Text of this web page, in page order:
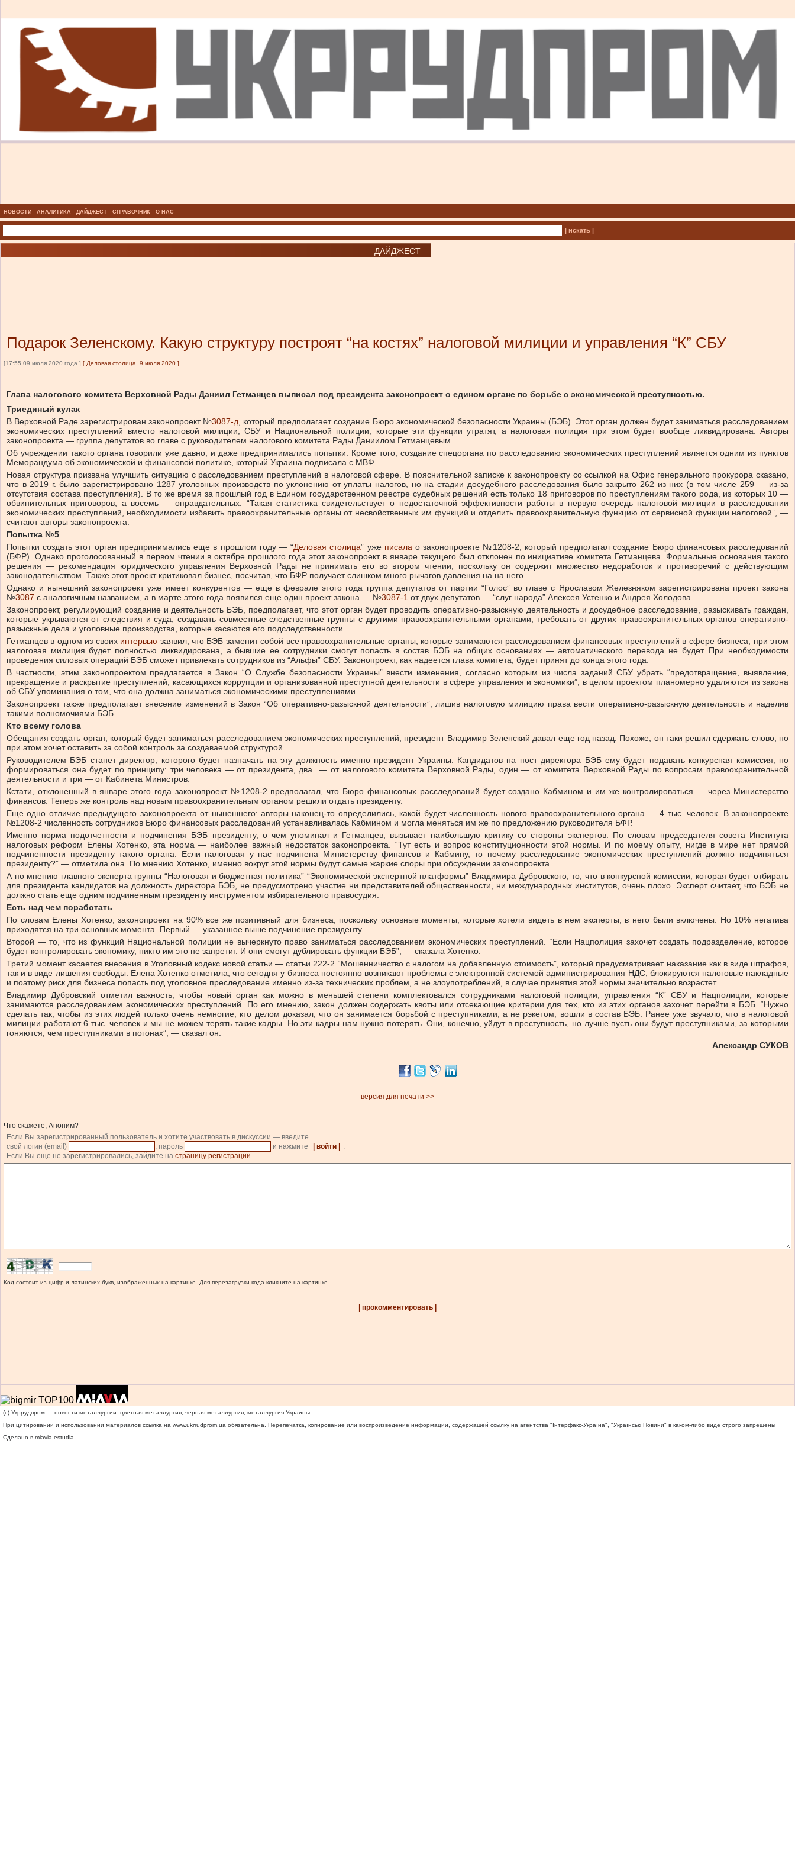
НОВОСТИ АНАЛИТИКА ДАЙДЖЕСТ СПРАВОЧНИК О НАС
| искать |
ДАЙДЖЕСТ
Подарок Зеленскому. Какую структуру построят “на костях” налоговой милиции и управления “К” СБУ
[17:55 09 июля 2020 года ] [ Деловая столица, 9 июля 2020 ]
Глава налогового комитета Верховной Рады Даниил Гетманцев выписал под президента законопроект о едином органе по борьбе с экономической преступностью.
Триединый кулак
В Верховной Раде зарегистрирован законопроект №3087-д , который предполагает создание Бюро экономической безопасности Украины (БЭБ). Этот орган должен будет заниматься расследованием
экономических преступлений вместо налоговой милиции, СБУ и Национальной полиции, которые эти функции утратят, а налоговая полиция при этом будет вообще ликвидирована. Авторы
законопроекта — группа депутатов во главе с руководителем налогового комитета Рады Даниилом Гетманцевым.
Об учреждении такого органа говорили уже давно, и даже предпринимались попытки. Кроме того, создание спецоргана по расследованию экономических преступлений является одним из пунктов
Меморандума об экономической и финансовой политике, который Украина подписала с МВФ.
Новая структура призвана улучшить ситуацию с расследованием преступлений в налоговой сфере. В пояснительной записке к законопроекту со ссылкой на Офис генерального прокурора сказано,
что в 2019 г. было зарегистрировано 1287 уголовных производств по уклонению от уплаты налогов, но на стадии досудебного расследования было закрыто 262 из них (в том числе 259 — из-за
отсутствия состава преступления). В то же время за прошлый год в Едином государственном реестре судебных решений есть только 18 приговоров по преступлениям такого рода, из которых 10 —
обвинительных приговоров, а восемь — оправдательных. “Такая статистика свидетельствует о недостаточной эффективности работы в первую очередь налоговой милиции в расследовании
экономических преступлений, необходимости избавить правоохранительные органы от несвойственных им функций и отделить правоохранительную функцию от сервисной функции налоговой”, —
считают авторы законопроекта.
Попытка №5
Попытки создать этот орган предпринимались еще в прошлом году — “Деловая столица” уже писалао законопроекте №1208-2, который предполагал создание Бюро финансовых расследований
(БФР). Однако проголосованный в первом чтении в октябре прошлого года этот законопроект в январе текущего был отклонен по инициативе комитета Гетманцева. Формальные основания такого
решения — рекомендация юридического управления Верховной Рады не принимать его во втором чтении, поскольку он содержит множество недоработок и противоречий с действующим
законодательством. Также этот проект критиковал бизнес, посчитав, что БФР получает слишком много рычагов давления на на него.
Однако и нынешний законопроект уже имеет конкурентов — еще в феврале этого года группа депутатов от партии “Голос” во главе с Ярославом Железняком зарегистрирована проект закона
№3087 с аналогичным названием, а в марте этого года появился еще один проект закона — №3087-1 от двух депутатов — “слуг народа” Алексея Устенко и Андрея Холодова.
Законопроект, регулирующий создание и деятельность БЭБ, предполагает, что этот орган будет проводить оперативно-разыскную деятельность и досудебное расследование, разыскивать граждан,
которые укрываются от следствия и суда, создавать совместные следственные группы с другими правоохранительными органами, требовать от других правоохранительных органов оперативно-
разыскные дела и уголовные производства, которые касаются его подследственности.
Гетманцев в одном из своих интервью заявил, что БЭБ заменит собой все правоохранительные органы, которые занимаются расследованием финансовых преступлений в сфере бизнеса, при этом
налоговая милиция будет полностью ликвидирована, а бывшие ее сотрудники смогут попасть в состав БЭБ на общих основаниях — автоматического перевода не будет. При необходимости
проведения силовых операций БЭБ сможет привлекать сотрудников из “Альфы” СБУ. Законопроект, как надеется глава комитета, будет принят до конца этого года.
В частности, этим законопроектом предлагается в Закон “О Службе безопасности Украины” внести изменения, согласно которым из числа заданий СБУ убрать “предотвращение, выявление,
прекращение и раскрытие преступлений, касающихся коррупции и организованной преступной деятельности в сфере управления и экономики”; в целом проектом планомерно удаляются из закона
об СБУ упоминания о том, что она должна заниматься экономическими преступлениями.
Законопроект также предполагает внесение изменений в Закон “Об оперативно-разыскной деятельности”, лишив налоговую милицию права вести оперативно-разыскную деятельность и наделив
такими полномочиями БЭБ.
Кто всему голова
Обещания создать орган, который будет заниматься расследованием экономических преступлений, президент Владимир Зеленский давал еще год назад. Похоже, он таки решил сдержать слово, но
при этом хочет оставить за собой контроль за создаваемой структурой.
Руководителем БЭБ станет директор, которого будет назначать на эту должность именно президент Украины. Кандидатов на пост директора БЭБ ему будет подавать конкурсная комиссия, но
формироваться она будет по принципу: три человека — от президента, два — от налогового комитета Верховной Рады, один — от комитета Верховной Рады по вопросам правоохранительной
деятельности и три — от Кабинета Министров.
Кстати, отклоненный в январе этого года законопроект №1208-2 предполагал, что Бюро финансовых расследований будет создано Кабмином и им же контролироваться — через Министерство
финансов. Теперь же контроль над новым правоохранительным органом решили отдать президенту.
Еще одно отличие предыдущего законопроекта от нынешнего: авторы наконец-то определились, какой будет численность нового правоохранительного органа — 4 тыс. человек. В законопроекте
№1208-2 численность сотрудников Бюро финансовых расследований устанавливалась Кабмином и могла меняться им же по предложению руководителя БФР.
Именно норма подотчетности и подчинения БЭБ президенту, о чем упоминал и Гетманцев, вызывает наибольшую критику со стороны экспертов. По словам председателя совета Института
налоговых реформ Елены Хотенко, эта норма — наиболее важный недостаток законопроекта. “Тут есть и вопрос конституционности этой нормы. И по моему опыту, нигде в мире нет прямой
подчиненности президенту такого органа. Если налоговая у нас подчинена Министерству финансов и Кабмину, то почему расследование экономических преступлений должно подчиняться
президенту?” — отметила она. По мнению Хотенко, именно вокруг этой нормы будут самые жаркие споры при обсуждении законопроекта.
А по мнению главного эксперта группы “Налоговая и бюджетная политика” “Экономической экспертной платформы” Владимира Дубровского, то, что в конкурсной комиссии, которая будет отбирать
для президента кандидатов на должность директора БЭБ, не предусмотрено участие ни представителей общественности, ни международных институтов, очень плохо. Эксперт считает, что БЭБ не
должно стать еще одним подчиненным президенту инструментом избирательного правосудия.
Есть над чем поработать
По словам Елены Хотенко, законопроект на 90% все же позитивный для бизнеса, поскольку основные моменты, которые хотели видеть в нем эксперты, в него были включены. Но 10% негатива
приходятся на три основных момента. Первый — указанное выше подчинение президенту.
Второй — то, что из функций Национальной полиции не вычеркнуто право заниматься расследованием экономических преступлений. “Если Нацполиция захочет создать подразделение, которое
будет контролировать экономику, никто им это не запретит. И они смогут дублировать функции БЭБ”, — сказала Хотенко.
Третий момент касается внесения в Уголовный кодекс новой статьи — статьи 222-2 “Мошенничество с налогом на добавленную стоимость”, который предусматривает наказание как в виде штрафов,
так и в виде лишения свободы. Елена Хотенко отметила, что сегодня у бизнеса постоянно возникают проблемы с электронной системой администрирования НДС, блокируются налоговые накладные
и поэтому риск для бизнеса попасть под уголовное преследование именно из-за технических проблем, а не злоупотреблений, в случае принятия этой нормы значительно возрастет.
Владимир Дубровский отметил важность, чтобы новый орган как можно в меньшей степени комплектовался сотрудниками налоговой полиции, управления “К” СБУ и Нацполиции, которые
занимаются расследованием экономических преступлений. По его мнению, закон должен содержать квоты или отсекающие критерии для тех, кто из этих органов захочет перейти в БЭБ. “Нужно
сделать так, чтобы из этих людей только очень немногие, кто делом доказал, что он занимается борьбой с преступниками, а не рэкетом, вошли в состав БЭБ. Ранее уже звучало, что в налоговой
милиции работают 6 тыс. человек и мы не можем терять такие кадры. Но эти кадры нам нужно потерять. Они, конечно, уйдут в преступность, но лучше пусть они будут преступниками, за которыми
гоняются, чем преступниками в погонах”, — сказал он.
Александр СУКОВ
версия для печати >>
Что скажете, Аноним?
Если Вы зарегистрированный пользователь и хотите участвовать в дискуссии — введите
свой логин (email)
, пароль и нажмите | войти |
.
Если Вы еще не зарегистрировались, зайдите на страницу регистрации.
Код состоит из цифр и латинских букв, изображенных на картинке. Для перезагрузки кода кликните на картинке.
| прокомментировать |
(c) Укррудпром — новости металлургии: цветная металлургия, черная металлургия, металлургия Украины
При цитировании и использовании материалов ссылка на www.ukrrudprom.ua обязательна. Перепечатка, копирование или воспроизведение информации, содержащей ссылку на агентства "Iнтерфакс-Україна", "Українськi Новини" в каком-либо виде строго запрещены
Сделано в miavia estudia.